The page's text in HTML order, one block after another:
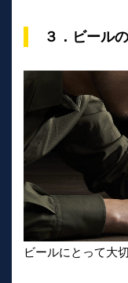
３．ビール
ビールにとって大